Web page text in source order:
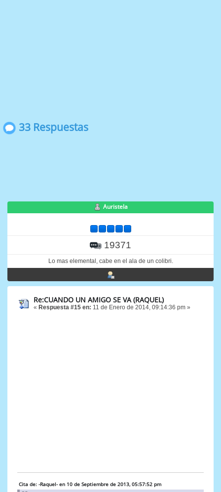
33 Respuestas
Auristela
19371
Lo mas elemental, cabe en el ala de un colibri.
Re:CUANDO UN AMIGO SE VA (RAQUEL)
« Respuesta #15 en: 11 de Enero de 2014, 09:14:36 pm »
Cita de: -Raquel- en 10 de Septiembre de 2013, 05:57:52 pm